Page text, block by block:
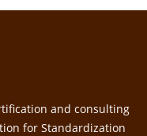
and consulting
for Standardization